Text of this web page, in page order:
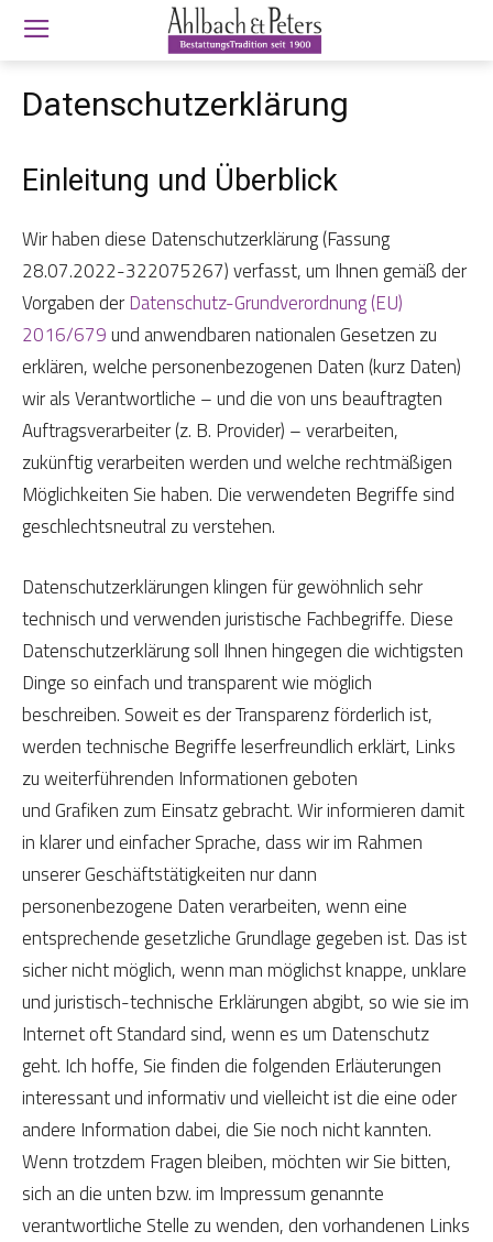
Datenschutzerklärung
Einleitung und Überblick
Wir haben diese Datenschutzerklärung (Fassung
28.07.2022-322075267) verfasst, um Ihnen gemäß der
Vorgaben derDatenschutz-Grundverordnung (EU)
2016/679und anwendbaren nationalen Gesetzen zu
erklären, welche personenbezogenen Daten (kurz Daten)
wir als Verantwortliche – und die von uns beauftragten
Auftragsverarbeiter (z. B. Provider) – verarbeiten,
zukünftig verarbeiten werden und welche rechtmäßigen
Möglichkeiten Sie haben. Die verwendeten Begriffe sind
geschlechtsneutral zu verstehen.
Datenschutzerklärungen klingen für gewöhnlich sehr
technisch und verwenden juristische Fachbegriffe. Diese
Datenschutzerklärung soll Ihnen hingegen die wichtigsten
Dinge so einfach und transparent wie möglich
beschreiben. Soweit es der Transparenz förderlich ist,
werden technische Begriffe leserfreundlich erklärt, Links
zu weiterführenden Informationen geboten
und Grafiken zum Einsatz gebracht. Wir informieren damit
in klarer und einfacher Sprache, dass wir im Rahmen
unserer Geschäftstätigkeiten nur dann
personenbezogene Daten verarbeiten, wenn eine
entsprechende gesetzliche Grundlage gegeben ist. Das ist
sicher nicht möglich, wenn man möglichst knappe, unklare
und juristisch-technische Erklärungen abgibt, so wie sie im
Internet oft Standard sind, wenn es um Datenschutz
geht. Ich hoffe, Sie finden die folgenden Erläuterungen
interessant und informativ und vielleicht ist die eine oder
andere Information dabei, die Sie noch nicht kannten.
Wenn trotzdem Fragen bleiben, möchten wir Sie bitten,
sich an die unten bzw. im Impressum genannte
verantwortliche Stelle zu wenden, den vorhandenen Links